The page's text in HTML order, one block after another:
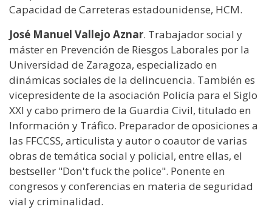
Capacidad de Carreteras estadounidense, HCM.
José Manuel Vallejo Aznar. Trabajador social y
máster en Prevención de Riesgos Laborales por la
Universidad de Zaragoza, especializado en
dinámicas sociales de la delincuencia. También es
vicepresidente de la asociación Policía para el Siglo
XXI y cabo primero de la Guardia Civil, titulado en
Información y Tráfico. Preparador de oposiciones a
las FFCCSS, articulista y autor o coautor de varias
obras de temática social y policial, entre ellas, el
bestseller "Don't fuck the police". Ponente en
congresos y conferencias en materia de seguridad
vial y criminalidad.